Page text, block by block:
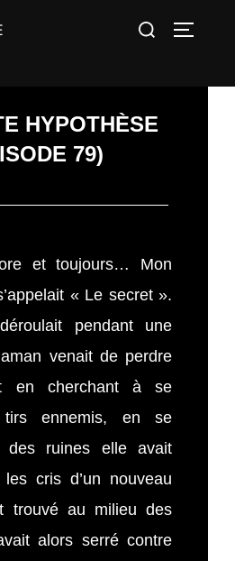
HYPOTHÈSE
79)
et toujours… Mon
« Le secret ».
pendant une
venait de perdre
en cherchant à se
tirs ennemis, en se
des ruines elle avait
cris d’un nouveau
trouvé au milieu des
alors serré contre